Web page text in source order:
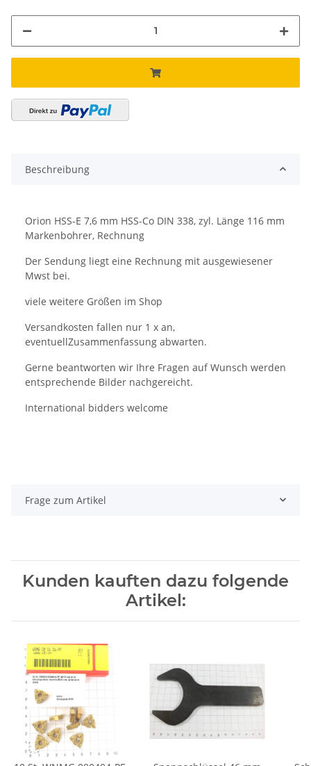
Beschreibung
Orion HSS-E 7,6 mm HSS-Co DIN 338, zyl. Länge 116 mm
Markenbohrer, Rechnung
Der Sendung liegt eine Rechnung mit ausgewiesener
Mwst bei.
viele weitere Größen im Shop
Versandkosten fallen nur 1 x an,
eventuellZusammenfassung abwarten.
Gerne beantworten wir Ihre Fragen auf Wunsch werden
entsprechende Bilder nachgereicht.
International bidders welcome
Frage zum Artikel
Kunden kauften dazu folgende
Artikel: